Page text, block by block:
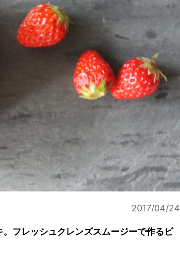
2017/04/24
フレッシュクレンズスムージーで作るビ